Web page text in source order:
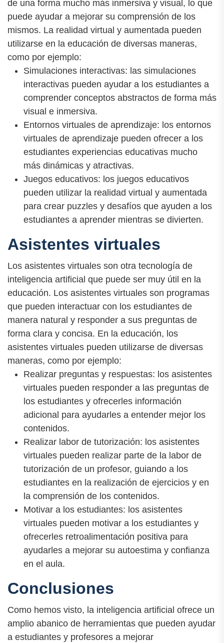
de una forma mucho más inmersiva y visual, lo que
puede ayudar a mejorar su comprensión de los
mismos. La realidad virtual y aumentada pueden
utilizarse en la educación de diversas maneras,
como por ejemplo:
Simulaciones interactivas: las simulaciones
interactivas pueden ayudar a los estudiantes a
comprender conceptos abstractos de forma más
visual e inmersiva.
Entornos virtuales de aprendizaje: los entornos
virtuales de aprendizaje pueden ofrecer a los
estudiantes experiencias educativas mucho
más dinámicas y atractivas.
Juegos educativos: los juegos educativos
pueden utilizar la realidad virtual y aumentada
para crear puzzles y desafíos que ayuden a los
estudiantes a aprender mientras se divierten.
Asistentes virtuales
Los asistentes virtuales son otra tecnología de
inteligencia artificial que puede ser muy útil en la
educación. Los asistentes virtuales son programas
que pueden interactuar con los estudiantes de
manera natural y responder a sus preguntas de
forma clara y concisa. En la educación, los
asistentes virtuales pueden utilizarse de diversas
maneras, como por ejemplo:
Realizar preguntas y respuestas: los asistentes
virtuales pueden responder a las preguntas de
los estudiantes y ofrecerles información
adicional para ayudarles a entender mejor los
contenidos.
Realizar labor de tutorización: los asistentes
virtuales pueden realizar parte de la labor de
tutorización de un profesor, guiando a los
estudiantes en la realización de ejercicios y en
la comprensión de los contenidos.
Motivar a los estudiantes: los asistentes
virtuales pueden motivar a los estudiantes y
ofrecerles retroalimentación positiva para
ayudarles a mejorar su autoestima y confianza
en el aula.
Conclusiones
Como hemos visto, la inteligencia artificial ofrece un
amplio abanico de herramientas que pueden ayudar
a estudiantes y profesores a mejorar